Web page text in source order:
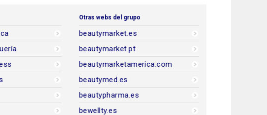
Otras webs del grupo
beautymarket.es
beautymarket.pt
beautymarketamerica.com
beautymed.es
beautypharma.es
bewellty.es